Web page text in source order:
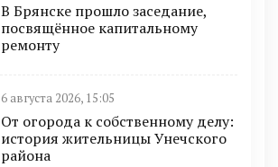
В Брянске прошло заседание,
посвящённое капитальному
ремонту
6 августа 2026, 15:05
От огорода к собственному делу:
история жительницы Унечского
района